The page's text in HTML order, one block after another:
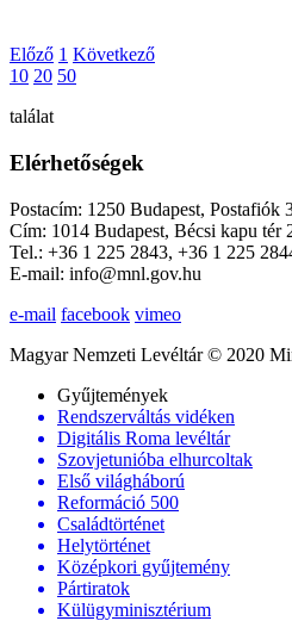
Előző 1 Következő
10 20 50
találat
Elérhetőségek
Postacím: 1250 Budapest, Postafiók
Cím: 1014 Budapest, Bécsi kapu tér
Tel.: +36 1 225 2843, +36 1 225
E-mail: info@mnl.gov.hu
e-mail facebook vimeo
Magyar Nemzeti Levéltár © 2020
Gyűjtemények
Rendszerváltás vidéken
Digitális Roma levéltár
Szovjetunióba elhurcoltak
Első világháború
Reformáció 500
Családtörténet
Helytörténet
Középkori gyűjtemény
Pártiratok
Külügyminisztérium